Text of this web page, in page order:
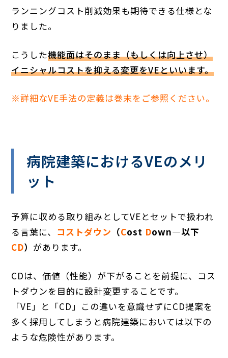
ランニングコスト削減効果も期待できる仕様とな
りました。
こうした機能面はそのまま（もしくは向上させ）
イニシャルコストを抑える変更をVEといいます。
※詳細なVE手法の定義は巻末をご参照ください。
病院建築におけるVEのメリ
ット
予算に収める取り組みとしてVEとセットで扱われ
る言葉に、 コストダウン （Cost Down―以下
CD） があります。
CDは、価値（性能）が下がることを前提に、コス
トダウンを目的に設計変更することです。
「VE」と「CD」この違いを意識せずにCD提案を
多く採用してしまうと病院建築においては以下の
ような危険性があります。